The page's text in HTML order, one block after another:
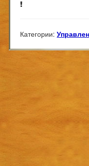
Категории: